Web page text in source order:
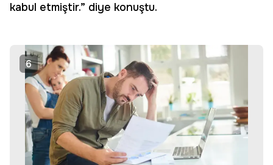
kabul etmiştir.” diye konuştu.
6